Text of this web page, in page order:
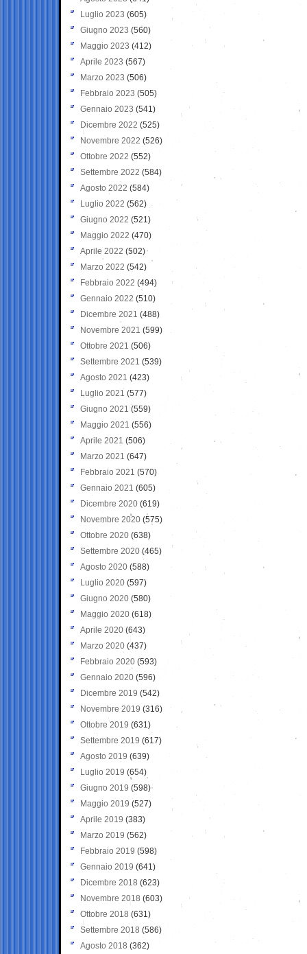
Luglio 2023 (605)
Giugno 2023 (560)
Maggio 2023 (412)
Aprile 2023 (567)
Marzo 2023 (506)
Febbraio 2023 (505)
Gennaio 2023 (541)
Dicembre 2022 (525)
Novembre 2022 (526)
Ottobre 2022 (552)
Settembre 2022 (584)
Agosto 2022 (584)
Luglio 2022 (562)
Giugno 2022 (521)
Maggio 2022 (470)
Aprile 2022 (502)
Marzo 2022 (542)
Febbraio 2022 (494)
Gennaio 2022 (510)
Dicembre 2021 (488)
Novembre 2021 (599)
Ottobre 2021 (506)
Settembre 2021 (539)
Agosto 2021 (423)
Luglio 2021 (577)
Giugno 2021(559)
Maggio 2021 (556)
Aprile 2021 (506)
Marzo 2021 (647)
Febbraio 2021 (570)
Gennaio 2021 (605)
Dicembre 2020 (619)
Novembre 2020 (575)
Ottobre 2020 (638)
Settembre 2020(465)
Agosto 2020 (588)
Luglio 2020 (597)
Giugno 2020 (580)
Maggio 2020 (618)
Aprile 2020 (643)
Marzo 2020 (437)
Febbraio 2020 (593)
Gennaio 2020 (596)
Dicembre 2019 (542)
Novembre 2019 (316)
Ottobre 2019 (631)
Settembre 2019 (617)
Agosto 2019 (639)
Luglio 2019 (654)
Giugno 2019 (598)
Maggio 2019 (527)
Aprile 2019 (383)
Marzo 2019 (562)
Febbraio 2019 (598)
Gennaio 2019 (641)
Dicembre 2018 (623)
Novembre 2018 (603)
Ottobre 2018 (631)
Settembre 2018 (586)
Agosto 2018 (362)